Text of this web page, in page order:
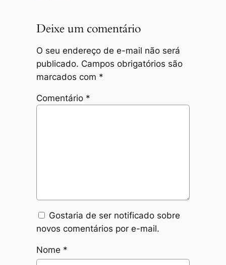
Deixe um comentário
O seu endereço de e-mail não será
publicado. Campos obrigatórios são
marcados com *
Comentário *
Gostaria de ser notificado sobre
novos comentários por e-mail.
Nome *